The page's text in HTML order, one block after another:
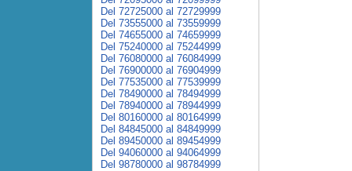
Del 72725000 al 72729999
Del 73555000 al 73559999
Del 74655000 al 74659999
Del 75240000 al 75244999
Del 76080000 al 76084999
Del 76900000 al 76904999
Del 77535000 al 77539999
Del 78490000 al 78494999
Del 78940000 al 78944999
Del 80160000 al 80164999
Del 84845000 al 84849999
Del 89450000 al 89454999
Del 94060000 al 94064999
Del 98780000 al 98784999